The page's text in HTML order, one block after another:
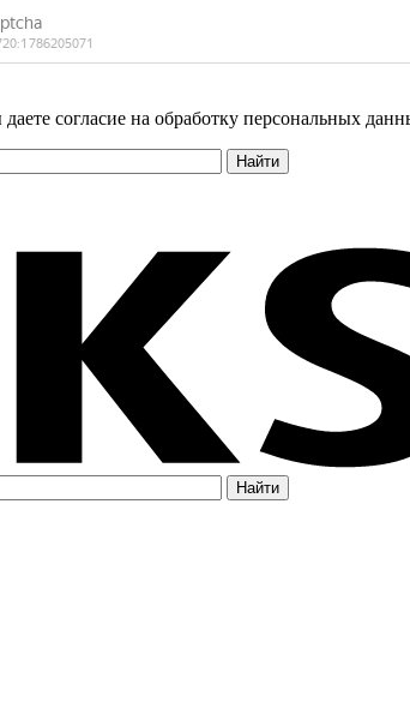
согласие на обработку персональных
Найти
Найти